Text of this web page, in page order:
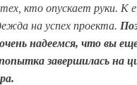
кто опускает руки. К
на успех проекта.
надеемся, что вы
завершилась на